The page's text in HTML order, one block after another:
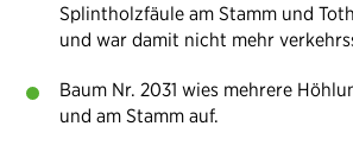
Splintholzfäule am Stamm und
und war damit nicht mehr
Baum Nr. 2031 wies mehrere
und am Stamm auf.